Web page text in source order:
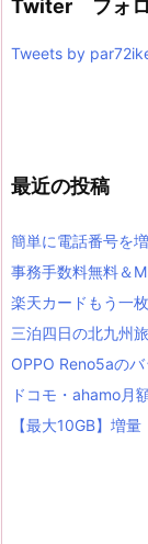
Twiter フォロ
Tweets by
最近の投稿
簡単に電話番号を
事務手数料無料＆
楽天カードもう一
三泊四日の北九州
OPPO Reno5aの
ドコモ・ahamo月
【最大10GB】増量